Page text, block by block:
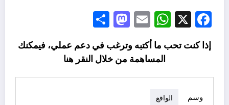
Facebook
X
WhatsApp
Email
Mastodon
إذا كنت تحب ما أكتبه وترغب في دعم عملي، فيمكنك
المساهمة من خلال النقر هنا
وسم الواقع